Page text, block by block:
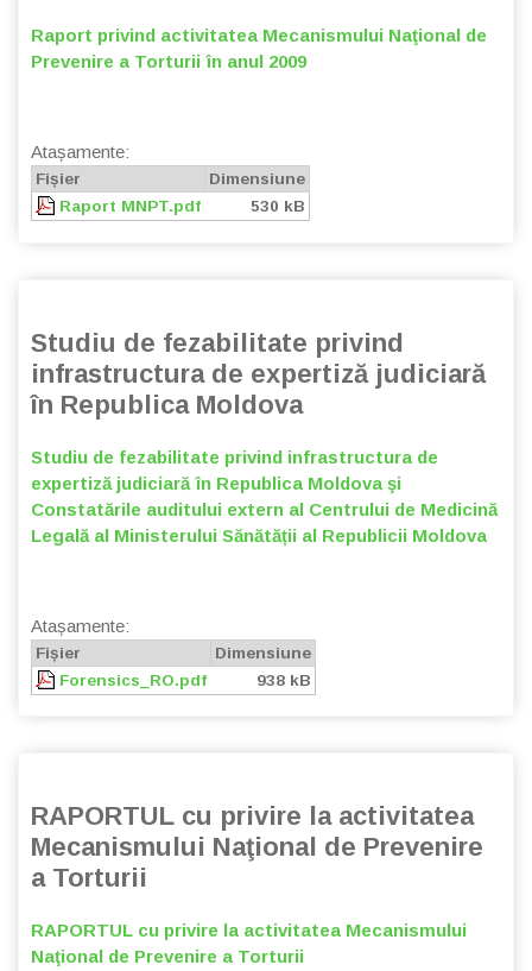
Raport privind activitatea Mecanismului Naţional de
Prevenire a Torturii în anul 2009
Atașamente:
Fișier
Dimensiune
Raport MNPT.pdf
530 kB
Studiu de fezabilitate privind
infrastructura de expertiză judiciară
în Republica Moldova
Studiu de fezabilitate privind infrastructura de
expertiză judiciară în Republica Moldova şi
Constatările auditului extern al Centrului de Medicină
Legală al Ministerului Sănătății al Republicii Moldova
Atașamente:
Fișier
Dimensiune
Forensics_RO.pdf
938 kB
RAPORTUL cu privire la activitatea
Mecanismului Naţional de Prevenire
a Torturii
RAPORTUL cu privire la activitatea Mecanismului
Naţional de Prevenire a Torturii